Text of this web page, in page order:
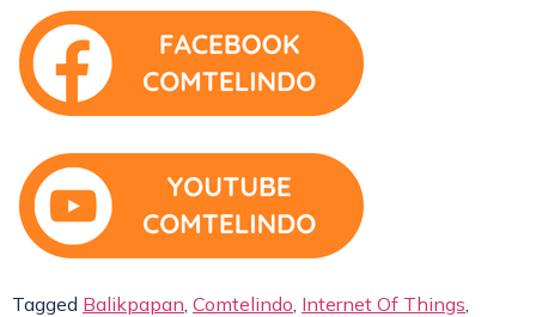
Tagged Balikpapan Comtelindo Internet Of Things